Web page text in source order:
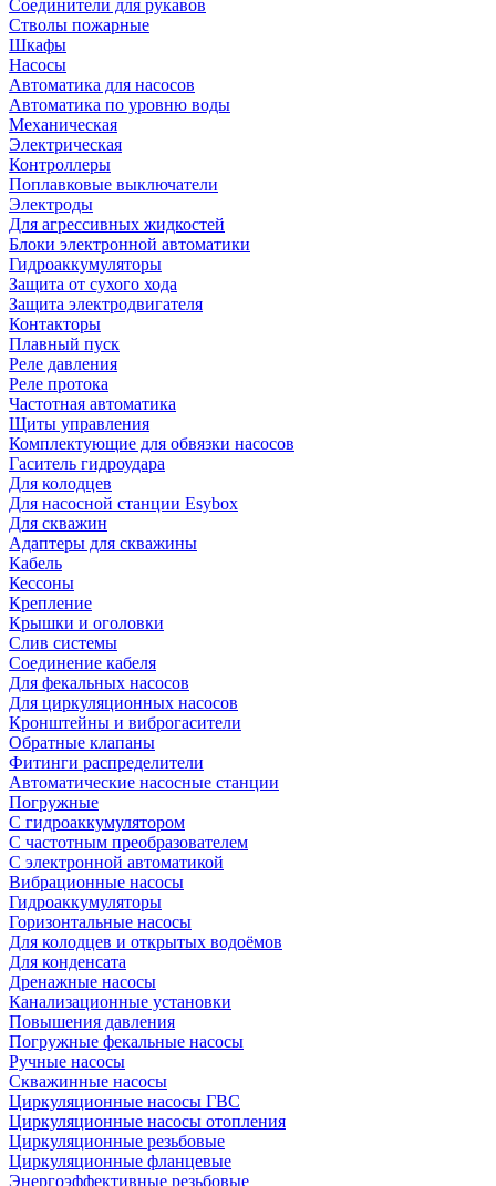
Соединители для рукавов
Стволы пожарные
Шкафы
Насосы
Автоматика для насосов
Автоматика по уровню воды
Механическая
Электрическая
Контроллеры
Поплавковые выключатели
Электроды
Для агрессивных жидкостей
Блоки электронной автоматики
Гидроаккумуляторы
Защита от сухого хода
Защита электродвигателя
Контакторы
Плавный пуск
Реле давления
Реле протока
Частотная автоматика
Щиты управления
Комплектующие для обвязки насосов
Гаситель гидроудара
Для колодцев
Для насосной станции Esybox
Для скважин
Адаптеры для скважины
Кабель
Кессоны
Крепление
Крышки и оголовки
Слив системы
Соединение кабеля
Для фекальных насосов
Для циркуляционных насосов
Кронштейны и виброгасители
Обратные клапаны
Фитинги распределители
Автоматические насосные станции
Погружные
С гидроаккумулятором
С частотным преобразователем
С электронной автоматикой
Вибрационные насосы
Гидроаккумуляторы
Горизонтальные насосы
Для колодцев и открытых водоёмов
Для конденсата
Дренажные насосы
Канализационные установки
Повышения давления
Погружные фекальные насосы
Ручные насосы
Скважинные насосы
Циркуляционные насосы ГВС
Циркуляционные насосы отопления
Циркуляционные резьбовые
Циркуляционные фланцевые
Энергоэффективные резьбовые